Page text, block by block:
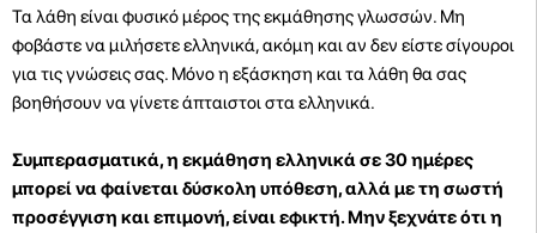
Τα λάθη είναι φυσικό μέρος της εκμάθησης γλωσσών. Μη
φοβάστε να μιλήσετε ελληνικά, ακόμη και αν δεν είστε σίγουροι
για τις γνώσεις σας. Μόνο η εξάσκηση και τα λάθη θα σας
βοηθήσουν να γίνετε άπταιστοι στα ελληνικά.
Συμπερασματικά, η εκμάθηση ελληνικά σε 30 ημέρες
μπορεί να φαίνεται δύσκολη υπόθεση, αλλά με τη σωστή
προσέγγιση και επιμονή, είναι εφικτή. Μην ξεχνάτε ότι η